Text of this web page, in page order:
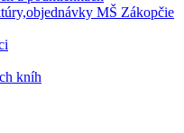
MŠ Zákopčie
kníh